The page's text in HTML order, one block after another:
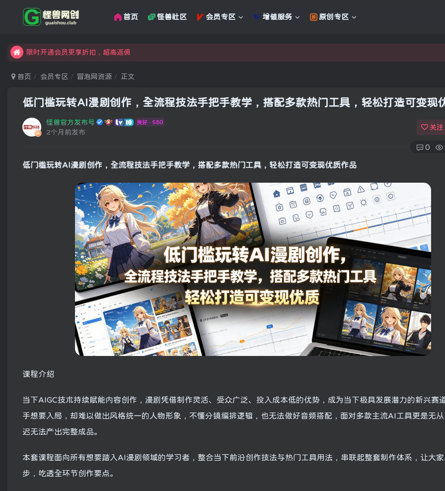
首页 怪兽社区 会员专区 增值服务 原创专区
汇集各领域的创新者、创业者和副业经营者，共同探索创业和创新的未来
限时开通会员更享折扣，超高返佣
首页 会员专区 冒泡网资源 正文
低门槛玩转AI漫剧创作，全流程技法手把手教学，搭配多款热门工具，轻松打造可变现
怪兽官方发布号 良好 · 580
2个月前发布
关注
0
低门槛玩转AI漫剧创作，全流程技法手把手教学，搭配多款热门工具，轻松打造可变现优质作品
课程介绍
当下AIGC技术持续赋能内容创作，漫剧凭借制作灵活、受众广泛、投入成本低的优势，成为当下极具发展潜力的新兴赛
手想要入局，却难以做出风格统一的人物形象，不懂分镜编排逻辑，也无法做好音频搭配，面对多款主流AI工具更是无
迟无法产出完整成品。
本套课程面向所有想要踏入AI漫剧领域的学习者，整合当下前沿创作技法与热门工具用法，串联起整套制作体系，让大
步，吃透全环节创作要点。